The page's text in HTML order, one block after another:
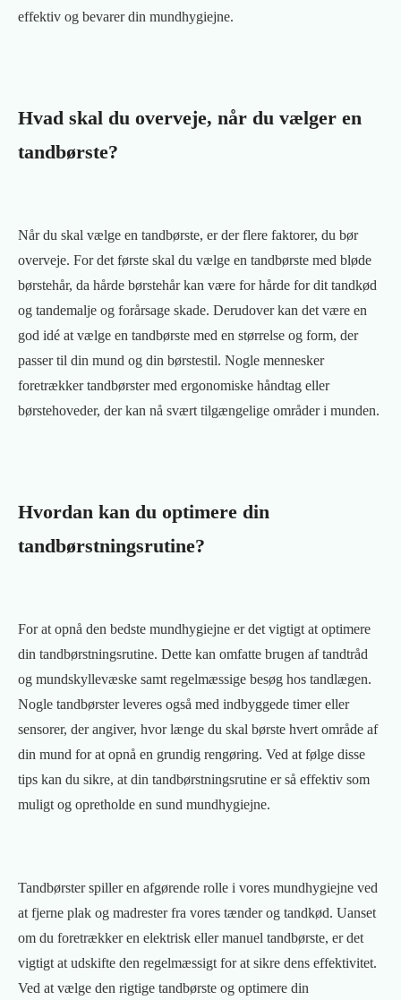
effektiv og bevarer din mundhygiejne.
Hvad skal du overveje, når du vælger en
tandbørste?
Når du skal vælge en tandbørste, er der flere faktorer, du bør
overveje. For det første skal du vælge en tandbørste med bløde
børstehår, da hårde børstehår kan være for hårde for dit tandkød
og tandemalje og forårsage skade. Derudover kan det være en
god idé at vælge en tandbørste med en størrelse og form, der
passer til din mund og din børstestil. Nogle mennesker
foretrækker tandbørster med ergonomiske håndtag eller
børstehoveder, der kan nå svært tilgængelige områder i munden.
Hvordan kan du optimere din
tandbørstningsrutine?
For at opnå den bedste mundhygiejne er det vigtigt at optimere
din tandbørstningsrutine. Dette kan omfatte brugen af tandtråd
og mundskyllevæske samt regelmæssige besøg hos tandlægen.
Nogle tandbørster leveres også med indbyggede timer eller
sensorer, der angiver, hvor længe du skal børste hvert område af
din mund for at opnå en grundig rengøring. Ved at følge disse
tips kan du sikre, at din tandbørstningsrutine er så effektiv som
muligt og opretholde en sund mundhygiejne.
Tandbørster spiller en afgørende rolle i vores mundhygiejne ved
at fjerne plak og madrester fra vores tænder og tandkød. Uanset
om du foretrækker en elektrisk eller manuel tandbørste, er det
vigtigt at udskifte den regelmæssigt for at sikre dens effektivitet.
Ved at vælge den rigtige tandbørste og optimere din